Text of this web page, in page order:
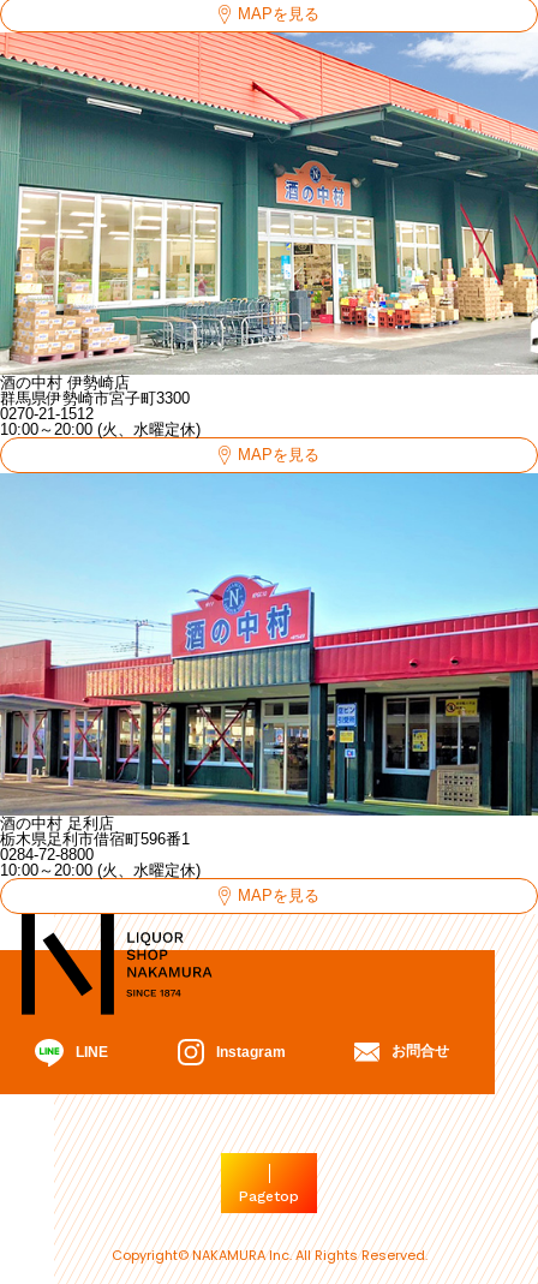
MAPを見る
酒の中村 伊勢崎店
群馬県伊勢崎市宮子町3300
0270-21-1512
10:00～20:00 (火、水曜定休)
MAPを見る
酒の中村 足利店
栃木県足利市借宿町596番1
0284-72-8800
10:00～20:00 (火、水曜定休)
MAPを見る
LINE Instagram お問合せ
Pagetop
Copyright© NAKAMURA Inc. All Rights Reserved.